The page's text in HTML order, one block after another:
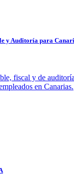
y Auditoría para
fiscal y de
en Canarias.